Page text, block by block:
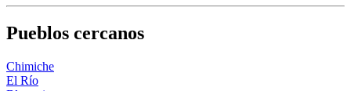
Pueblos cercanos
Chimiche
El Río